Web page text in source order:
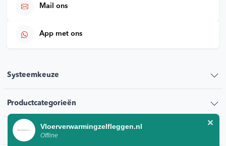
Mail ons
App met ons
Systeemkeuze
Productcategorieën
Klantenservice
Vloerverwarmingzelfleggen.nl
Offline